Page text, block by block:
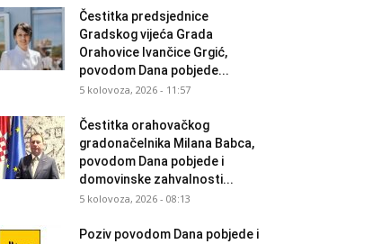
Čestitka predsjednice
Gradskog vijeća Grada
Orahovice Ivančice Grgić,
povodom Dana pobjede...
5 kolovoza, 2026 - 11:57
Čestitka orahovačkog
gradonačelnika Milana Babca,
povodom Dana pobjede i
domovinske zahvalnosti...
5 kolovoza, 2026 - 08:13
Poziv povodom Dana pobjede i